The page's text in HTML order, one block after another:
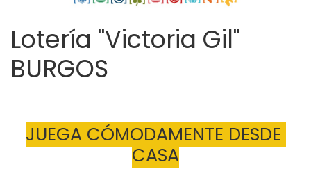
Lotería "Victoria Gil"
BURGOS
JUEGA CÓMODAMENTE DESDE
CASA